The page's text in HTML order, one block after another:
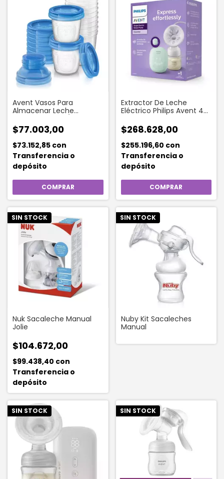
Avent Vasos Para
Almacenar Leche
Unidades)
$77.003,00
$73.152,85 con
Transferencia o
depósito
Extractor De Leche
Eléctrico Philips Avent 4
$268.628,00
$255.196,60 con
Transferencia o
depósito
SIN STOCK
Nuk Sacaleche Manual
Jolie
$104.672,00
$99.438,40 con
Transferencia o
depósito
SIN STOCK
Nuby Kit Sacaleches
Manual
SIN STOCK SIN STOCK